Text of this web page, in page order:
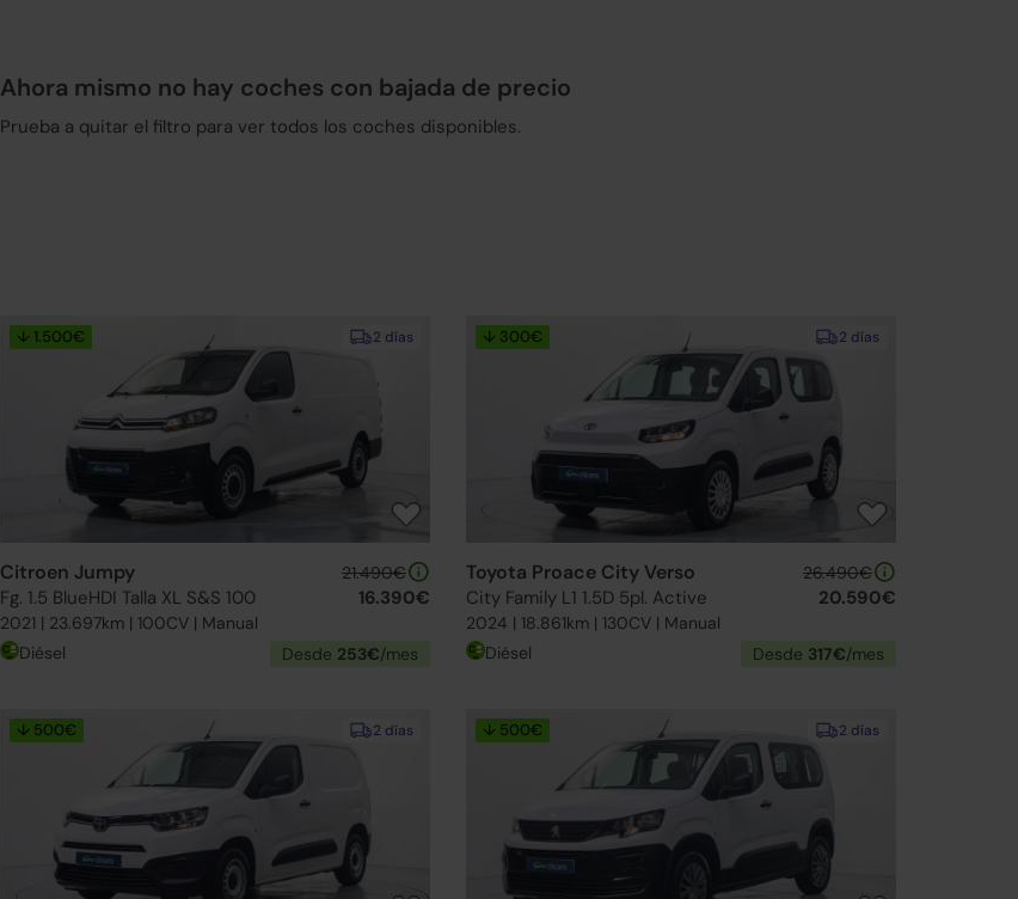
Ahora mismo no hay coches con bajada de precio
Prueba a quitar el filtro para ver todos los coches disponibles.
2 días
↓ 1.500€
Citroen Jumpy
Fg. 1.5 BlueHDI Talla XL S&S 100
2021 | 23.697km | 100CV | Manual
21.490€
16.390€
Diésel Desde 253€/mes
2 días
↓ 300€
Toyota Proace City Verso
City Family L1 1.5D 5pl. Active
2024 | 18.861km | 130CV | Manual
26.490€
20.590€
Diésel Desde 317€/mes
2 días
↓ 500€ 2 días
↓ 500€